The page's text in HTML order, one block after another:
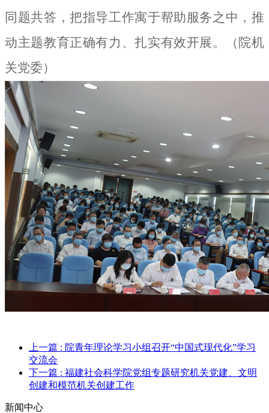
同题共答，把指导工作寓于帮助服务之中，推
动主题教育正确有力、扎实有效开展。
（院机
关党委）
上一篇 : 院青年理论学习小组召开“中国式现代化”学习
交流会
下一篇 : 福建社会科学院党组专题研究机关党建、文明
创建和模范机关创建工作
新闻中心